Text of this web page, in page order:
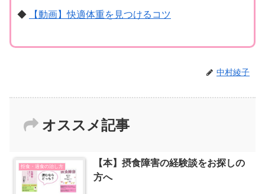
◆ 【動画】快適体重を見つけるコツ
中村綾子
オススメ記事
拒食・過食の治し方
【本】摂食障害の経験談をお探しの
方へ